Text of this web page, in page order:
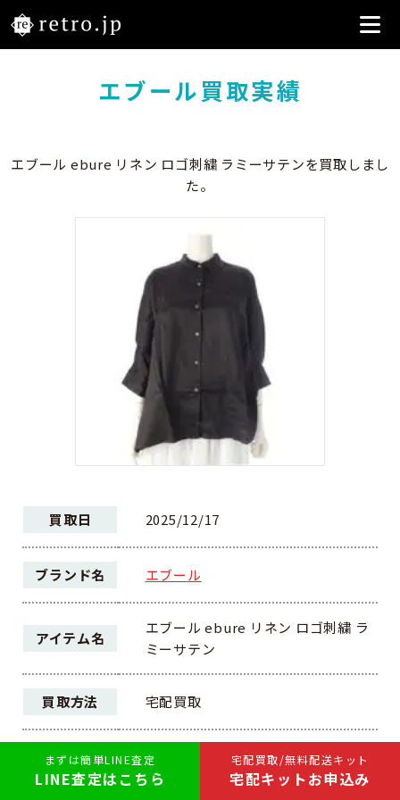
宅配買取/無料配送キット
宅配キットお申込み
まずは簡単LINE査定
LINE査定はこちら
エブール買取実績
エブール ebure リネン ロゴ刺繍 ラミーサテンを買取しまし
た。
買取日 2025/12/17
ブランド名 エブール
アイテム名
エブール ebure リネン ロゴ刺繍 ラ
ミーサテン
買取方法 宅配買取
ランク A